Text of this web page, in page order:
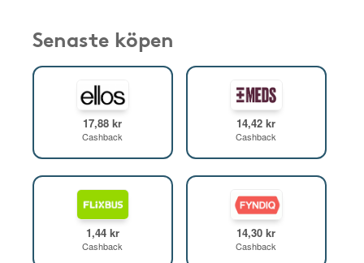
Senaste köpen
17,88 kr
Cashback
14,42 kr
Cashback
1,44 kr
Cashback
14,30 kr
Cashback